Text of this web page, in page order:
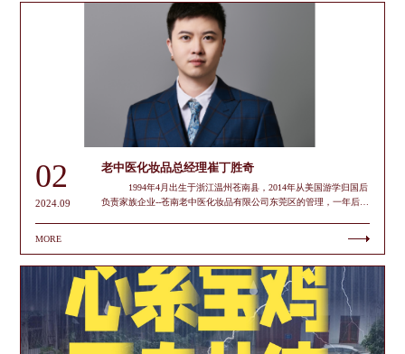
签约仪式，聚力前行 展望未来，老中医化妆品将继续秉承“以肌肤
为中道，守望世代人的身心”的品牌使命，以卓越的产品品质、专业
的服务精神及创新的营销策略，与四川区域的每一位加盟伙伴紧密
合作，共同开启新的征程。 在正式的签约仪式之后，就让我
们携手并进，在追求美丽的道路上不断前行，共创辉煌未来！夜游
珠江，难忘今宵 夜幕低垂，华灯初上，我们夜游珠江，
美美留影，留下属于我们独有的温馨瞬间，接近今日行程的尾声，
希望每一位小伙伴们都收获满满，在今后的日子里，老中医化妆品
愿携手四川合伙人，共创老中医健康事业新辉煌！再次热烈欢迎四
川区域的加盟伙伴们莅临老中医化妆品新址参观，期待与您共启新
程，聚力前行！
南岸江边，和被称为“广州第一码头”的天字码头*隔江相望，地理位
置优越，交通便利，大厦高层视野广阔。*天字码头是明代后期建
成，广州重要的地标之一，曾只供官员使用，距今200多年，被称为
天字第一码头，广为人知的著名人物都曾从此处登船或靠岸，如：
林则徐、林觉民、孙中山、周恩来、鲁迅等。对公司而言，乔迁不
仅仅是办公场所的变更，更意味着企业发展历程的一次重大跨越！
我们将在美丽的珠江江畔，开启品牌发展的新征程！ 新址环境展示
（新址部分环境展示）此次乔迁新址，是老中医品牌发展史上的又
一新的里程碑，回顾过去，令人欢欣鼓舞；展望未来，更是信心满
怀！代理商齐聚 共启新章 值此乔迁大喜之际，老中医化妆品
证这一历史性的时刻，并一同展望未来的发展规划与愿景。（签约
仪式及大合照） 老中医化妆品衷心欢迎各位领导、各界朋友、合
作伙伴莅临新址指导交流、商谈加盟、沟通咨询！老中医化妆品的
君携手，再创辉煌！ 乔迁大吉，骏业日新携手共进，未来可期
02
2024.09
老中医化妆品总经理崔丁胜奇
1994年4月出生于浙江温州苍南县，2014年从美国游学归国后
负责家族企业--苍南老中医化妆品有限公司东莞区的管理，一年后接
商回归”号召，营销总部在广州，却作为招商引资回乡的代表企业回
馈家乡，在温州投入数亿元进行厂房、万亩茶园建设，继承母亲陈
爱陶老土茶的事业。在崔丁胜奇的领导下，老中医化妆品荣获多个
奖项：“2021浙江美妆十大品牌”“2021-2022年度最佳高效增长数智企
业”“2022年度（行业）最具投资价值品牌”“2022年度（行业）消费者
信赖品牌”“2022温州市高新技术企业100强”“2023年度（行业）匠心
MORE